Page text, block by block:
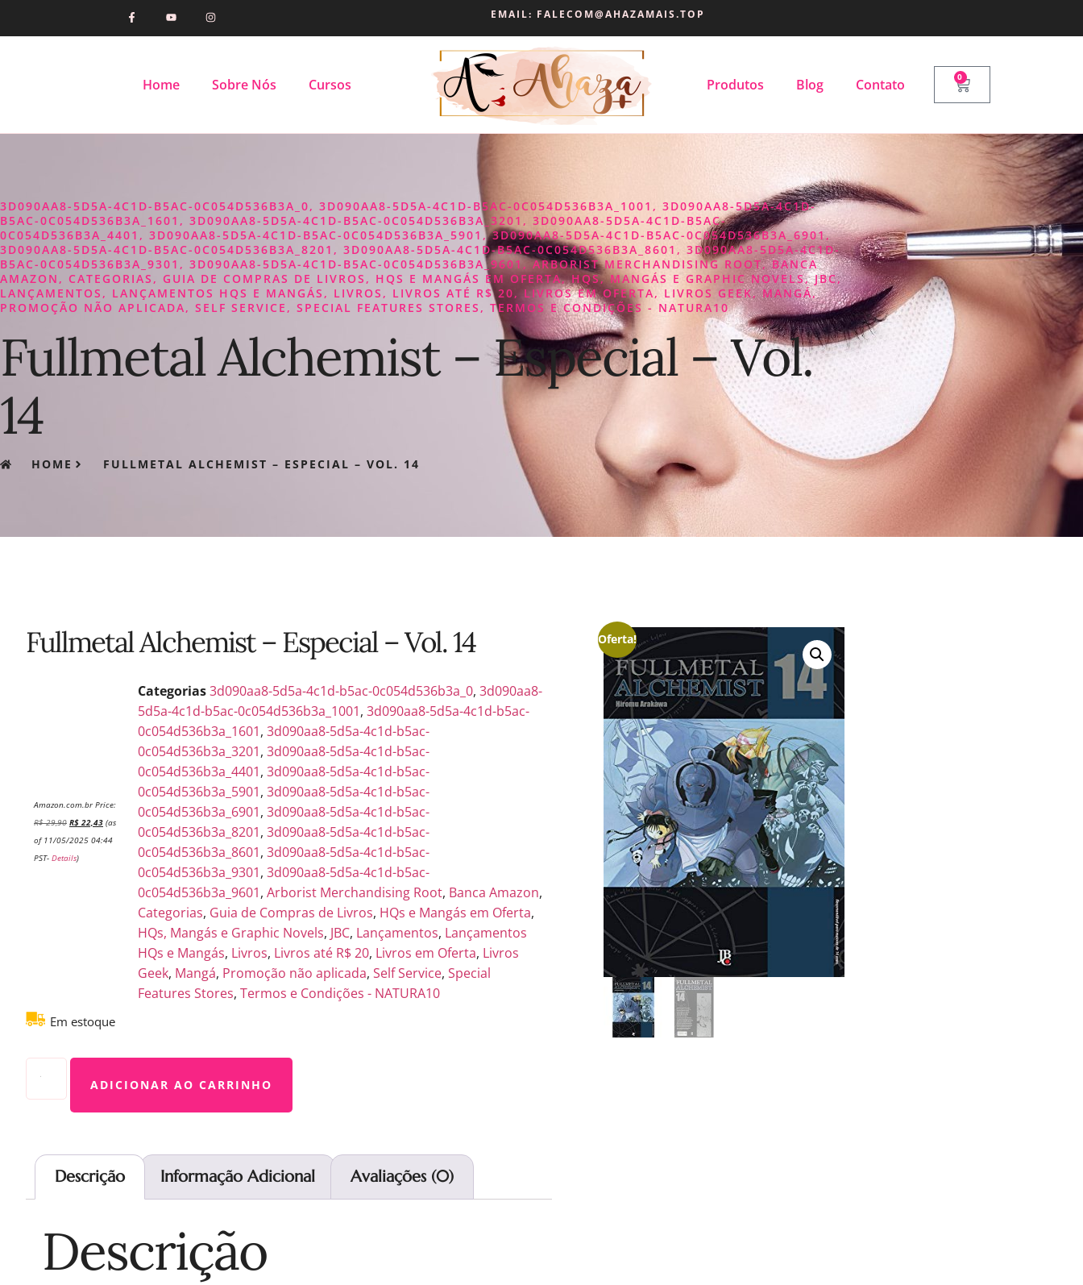
EMAIL: FALECOM@AHAZAMAIS.TOP
Home Sobre Nós Cursos Produtos Blog Contato 0
3D090AA8-5D5A-4C1D-B5AC-0C054D536B3A_0, 3D090AA8-5D5A-4C1D-B5AC-0C054D536B3A_1001 , 3D090AA8-5D5A-4C1D-
B5AC-0C054D536B3A_1601 , 3D090AA8-5D5A-4C1D-B5AC-0C054D536B3A_3201 , 3D090AA8-5D5A-4C1D-B5AC-
0C054D536B3A_4401 , 3D090AA8-5D5A-4C1D-B5AC-0C054D536B3A_5901 ,3D090AA8-5D5A-4C1D-B5AC-0C054D536B3A_6901,
3D090AA8-5D5A-4C1D-B5AC-0C054D536B3A_8201 , 3D090AA8-5D5A-4C1D-B5AC-0C054D536B3A_8601 , 3D090AA8-5D5A-4C1D-
B5AC-0C054D536B3A_9301 , 3D090AA8-5D5A-4C1D-B5AC-0C054D536B3A_9601 ,ARBORIST MERCHANDISING ROOT,BANCA
AMAZON , CATEGORIAS , GUIA DE COMPRAS DE LIVROS , HQS E MANGÁS EM OFERTA,HQS, MANGÁS E GRAPHIC NOVELS,JBC,
LANÇAMENTOS , LANÇAMENTOS HQS E MANGÁS , LIVROS , LIVROS ATÉ R$ 20,LIVROS EM OFERTA, LIVROS GEEK,MANGÁ,
PROMOÇÃO NÃO APLICADA, SELF SERVICE , SPECIAL FEATURES STORES , TERMOS E CONDIÇÕES - NATURA10
Fullmetal Alchemist – Especial – Vol.
14
HOME FULLMETAL ALCHEMIST – ESPECIAL – VOL. 14
Fullmetal Alchemist – Especial – Vol. 14
Amazon.com.br Price:
R$29,90 R$22,43 (as
of 11/05/2025 04:44
PST- Details)
Categorias3d090aa8-5d5a-4c1d-b5ac-0c054d536b3a_0,3d090aa8-
5d5a-4c1d-b5ac-0c054d536b3a_1001,3d090aa8-5d5a-4c1d-b5ac-
0c054d536b3a_1601,3d090aa8-5d5a-4c1d-b5ac-
0c054d536b3a_3201,3d090aa8-5d5a-4c1d-b5ac-
0c054d536b3a_4401,3d090aa8-5d5a-4c1d-b5ac-
0c054d536b3a_5901,3d090aa8-5d5a-4c1d-b5ac-
0c054d536b3a_6901,3d090aa8-5d5a-4c1d-b5ac-
0c054d536b3a_8201,3d090aa8-5d5a-4c1d-b5ac-
0c054d536b3a_8601,3d090aa8-5d5a-4c1d-b5ac-
0c054d536b3a_9301,3d090aa8-5d5a-4c1d-b5ac-
0c054d536b3a_9601,Arborist Merchandising Root, Banca Amazon,
Categorias, Guia de Compras de Livros, HQs e Mangás em Oferta,
HQs, Mangás e Graphic Novels, JBC, Lançamentos, Lançamentos
HQs e Mangás, Livros, Livros até R$ 20, Livros em Oferta, Livros
Geek, Mangá, Promoção não aplicada,Self Service,Special
Features Stores,Termos e Condições - NATURA10
Em estoque
ADICIONAR AO CARRINHO
Descrição Informação Adicional Avaliações (0)
Descrição
Oferta!